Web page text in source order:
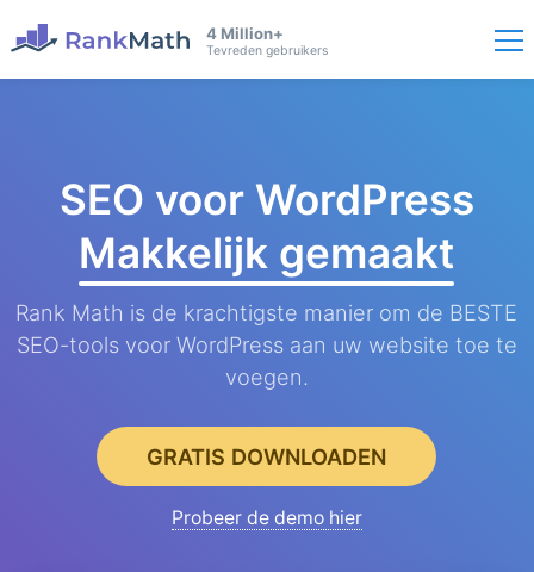
4 Million+
Tevreden gebruikers
SEO voor WordPress
Makkelijk gemaakt
Rank Math is de krachtigste manier om de BESTE
SEO-tools voor WordPress aan uw website toe te
voegen.
GRATIS DOWNLOADEN
Probeer de demo hier